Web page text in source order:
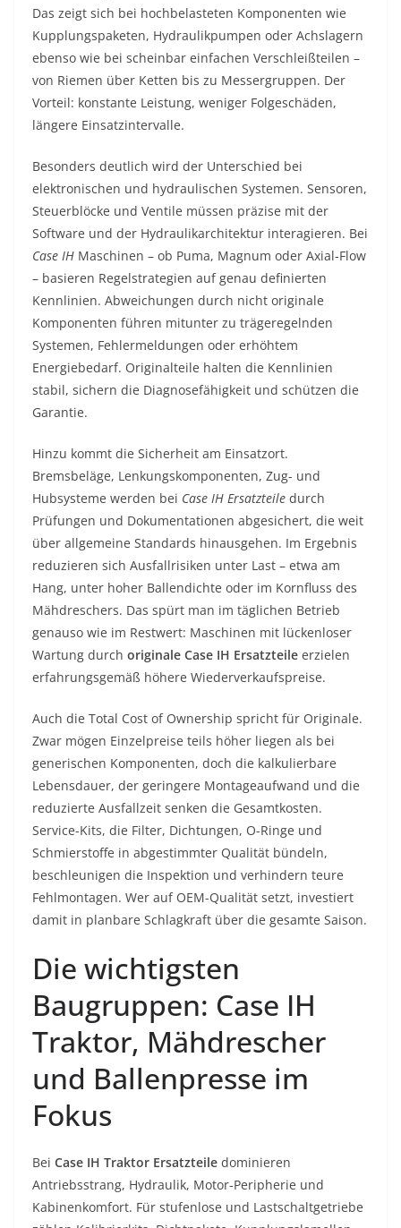
Das zeigt sich bei hochbelasteten Komponenten wie
Kupplungspaketen, Hydraulikpumpen oder Achslagern
ebenso wie bei scheinbar einfachen Verschleißteilen –
von Riemen über Ketten bis zu Messergruppen. Der
Vorteil: konstante Leistung, weniger Folgeschäden,
längere Einsatzintervalle.
Besonders deutlich wird der Unterschied bei
elektronischen und hydraulischen Systemen. Sensoren,
Steuerblöcke und Ventile müssen präzise mit der
Software und der Hydraulikarchitektur interagieren. Bei
Case IH Maschinen – ob Puma, Magnum oder Axial-Flow
– basieren Regelstrategien auf genau definierten
Kennlinien. Abweichungen durch nicht originale
Komponenten führen mitunter zu trägeregelnden
Systemen, Fehlermeldungen oder erhöhtem
Energiebedarf. Originalteile halten die Kennlinien
stabil, sichern die Diagnosefähigkeit und schützen die
Garantie.
Hinzu kommt die Sicherheit am Einsatzort.
Bremsbeläge, Lenkungskomponenten, Zug- und
Hubsysteme werden bei Case IH Ersatzteile durch
Prüfungen und Dokumentationen abgesichert, die weit
über allgemeine Standards hinausgehen. Im Ergebnis
reduzieren sich Ausfallrisiken unter Last – etwa am
Hang, unter hoher Ballendichte oder im Kornfluss des
Mähdreschers. Das spürt man im täglichen Betrieb
genauso wie im Restwert: Maschinen mit lückenloser
Wartung durch originale Case IH Ersatzteile erzielen
erfahrungsgemäß höhere Wiederverkaufspreise.
Auch die Total Cost of Ownership spricht für Originale.
Zwar mögen Einzelpreise teils höher liegen als bei
generischen Komponenten, doch die kalkulierbare
Lebensdauer, der geringere Montageaufwand und die
reduzierte Ausfallzeit senken die Gesamtkosten.
Service-Kits, die Filter, Dichtungen, O-Ringe und
Schmierstoffe in abgestimmter Qualität bündeln,
beschleunigen die Inspektion und verhindern teure
Fehlmontagen. Wer auf OEM-Qualität setzt, investiert
damit in planbare Schlagkraft über die gesamte Saison.
Die wichtigsten
Baugruppen: Case IH
Traktor, Mähdrescher
und Ballenpresse im
Fokus
Bei Case IH Traktor Ersatzteile dominieren
Antriebsstrang, Hydraulik, Motor-Peripherie und
Kabinenkomfort. Für stufenlose und Lastschaltgetriebe